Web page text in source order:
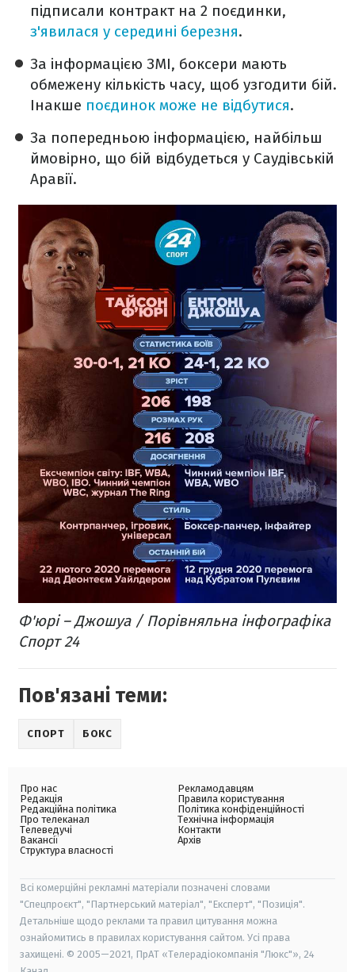
підписали контракт на 2 поєдинки,
з'явилася у середині березня.
За інформацією ЗМІ, боксери мають
обмежену кількість часу, щоб узгодити бій.
Інакше поєдинок може не відбутися.
За попередньою інформацією, найбільш
ймовірно, що бій відбудеться у Саудівській
Аравії.
Ф'юрі – Джошуа / Порівняльна інфографіка
Спорт 24
Пов'язані теми:
СПОРТ БОКС
Про нас
Редакція
Редакційна політика
Про телеканал
Телеведучі
Вакансії
Структура власності
Рекламодавцям
Правила користування
Політика конфіденційності
Технічна інформація
Контакти
Архів
Всі комерційні рекламні матеріали позначені словами
"Спецпроєкт", "Партнерський матеріал", "Експерт", "Позиція".
Детальніше щодо реклами та правил цитування можна
ознайомитись в правилах користування сайтом. Усі права
захищені. © 2005—2021, ПрАТ «Телерадіокомпанія "Люкс"», 24